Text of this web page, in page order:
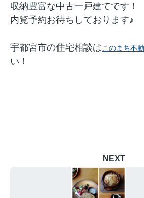
収納豊富な中古一戸建てです！
内覧予約お待ちしております♪
宇都宮市の住宅相談はこのまち不
い！
NEXT